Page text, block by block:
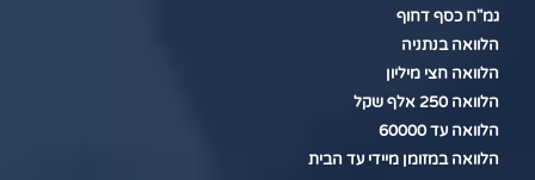
גמ"ח כסף דחוף
הלוואה בנתניה
הלוואה חצי מיליון
הלוואה 250 אלף שקל
הלוואה עד 60000
הלוואה במזומן מיידי עד הבית